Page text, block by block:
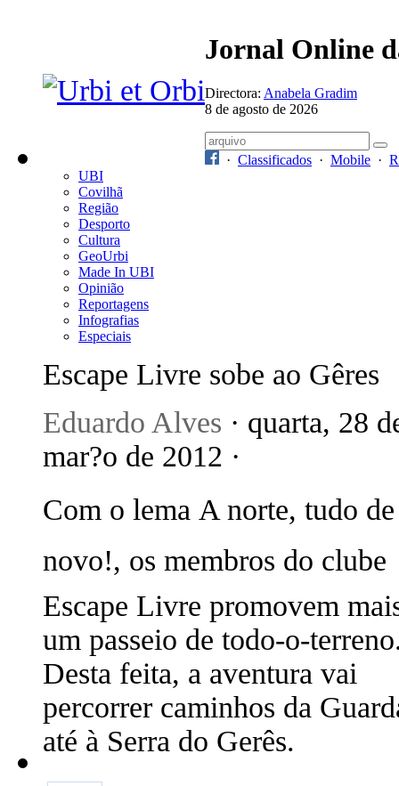
Jornal Online
Directora: Anabela Gradim
8 de agosto de 2026
· Classificados · Mobile ·
UBI
Covilhã
Região
Desporto
Cultura
GeoUrbi
Made In UBI
Opinião
Reportagens
Infografias
Especiais
Escape Livre sobe ao Gêres
Eduardo Alves · quarta, 28
mar?o de 2012 ·
Com o lema A norte, tudo de
novo!, os membros do clube
Escape Livre promovem
um passeio de todo-o-
Desta feita, a aventura vai
percorrer caminhos da
até à Serra do Gerês.